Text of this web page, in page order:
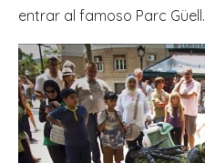
entrar al famoso Parc Güell.